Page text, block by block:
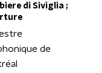
di Siviglia ;
de